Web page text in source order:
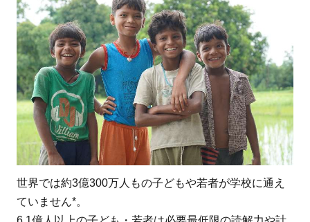
持続
性
も！
7
子ど
もの
教育
支援
のた
めに
寄付
でき
世界では約3億300万人もの子どもや若者が学校に通え
ていません*。